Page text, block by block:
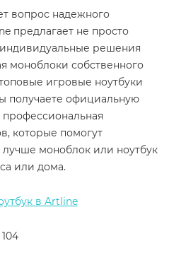
вопрос надежного
предлагает не просто
решения
моноблоки собственного
игровые ноутбуки
получаете официальную
профессиональная
которые помогут
лучше моноблок или ноутбук
или дома.
в Artline